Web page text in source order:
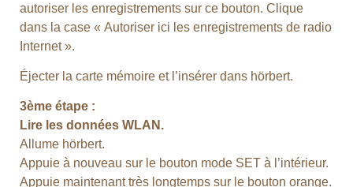
autoriser les enregistrements sur ce bouton. Clique
dans la case « Autoriser ici les enregistrements de radio
Internet ».
Éjecter la carte mémoire et l’insérer dans hörbert.
3ème étape :
Lire les données WLAN.
Allume hörbert.
Appuie à nouveau sur le bouton mode SET à l’intérieur.
Appuie maintenant très longtemps sur le bouton orange.